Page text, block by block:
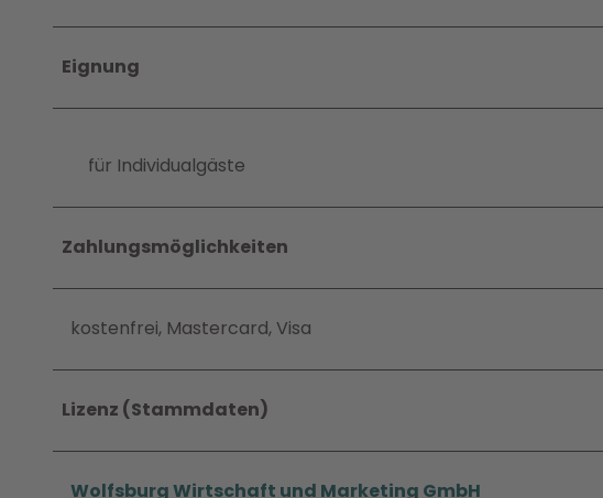
Eignung
für Individualgäste
Zahlungsmöglichkeiten
kostenfrei, Mastercard, Visa
Lizenz (Stammdaten)
Wolfsburg Wirtschaft und Marketing GmbH